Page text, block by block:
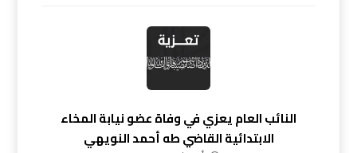
النائب العام يعزي في وفاة عضو نيابة المخاء
الابتدائية القاضي طه أحمد النويهي